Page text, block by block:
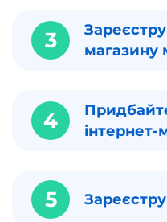
3
магазину
4
інтернет-
5